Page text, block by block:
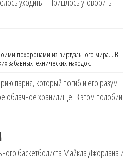
похоронами из виртуального мира… В
забавных технических находок.
парня, который погиб и его разум
хранилище. В этом подобии
баскетболиста Майкла Джордана и